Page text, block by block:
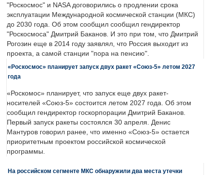
"Роскосмос" и NASA договорились о продлении срока
эксплуатации Международной космической станции (МКС)
до 2030 года. Об этом сообщил сообщил гендиректор
"Роскосмоса" Дмитрий Баканов. И это при том, что Дмитрий
Рогозин еще в 2014 году заявлял, что Россия выходит из
проекта, а самой станции "пора на пенсию".
«Роскосмос» планирует запуск двух ракет «Союз-5» летом 2027
года
«Роскомос» планирует, что запуск еще двух ракет-
носителей «Союз-5» состоится летом 2027 года. Об этом
сообщил гендиректор госкорпорации Дмитрий Баканов.
Первый запуск ракеты состоялся 30 апреля. Денис
Мантуров говорил ранее, что именно «Союз-5» остается
приоритетным проектом российской космической
программы.
На российском сегменте МКС обнаружили два места утечки